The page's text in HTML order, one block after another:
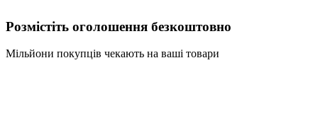
Розмістіть оголошення безкоштовно
Мільйони покупців чекають на ваші товари